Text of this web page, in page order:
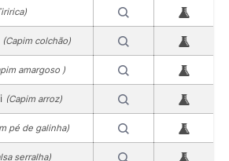
(Capim colchão)
amargoso )
(Capim arroz)
pé de galinha)
serralha)